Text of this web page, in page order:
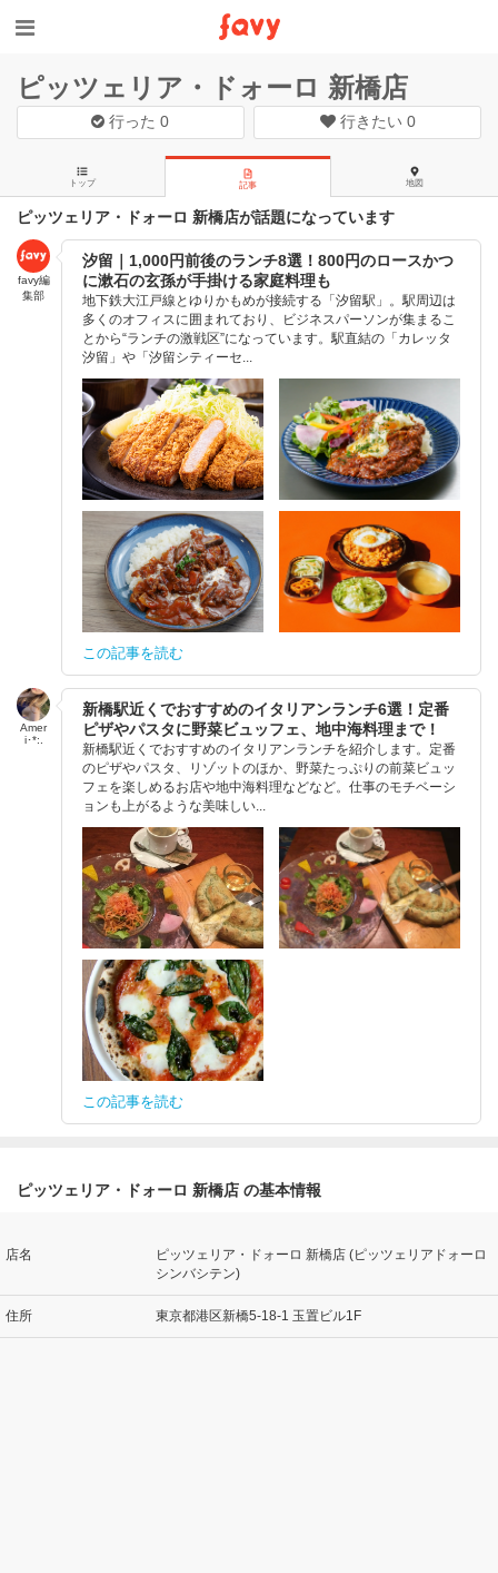
ピッツェリア・ドォーロ 新橋店
行った0 行きたい 0
トップ 記事 地図
ピッツェリア・ドォーロ 新橋店が話題になっています
favy編
集部
汐留｜1,000円前後のランチ8選！800円のロースかつ
に漱石の玄孫が手掛ける家庭料理も
地下鉄大江戸線とゆりかもめが接続する「汐留駅」。駅周辺は
多くのオフィスに囲まれており、ビジネスパーソンが集まるこ
とから“ランチの激戦区”になっています。駅直結の「カレッタ
汐留」や「汐留シティーセ...
この記事を読む
Amer
i･*:.
新橋駅近くでおすすめのイタリアンランチ6選！定番
ピザやパスタに野菜ビュッフェ、地中海料理まで！
新橋駅近くでおすすめのイタリアンランチを紹介します。定番
のピザやパスタ、リゾットのほか、野菜たっぷりの前菜ビュッ
フェを楽しめるお店や地中海料理などなど。仕事のモチベーシ
ョンも上がるような美味しい...
この記事を読む
ピッツェリア・ドォーロ 新橋店 の基本情報
店名
ピッツェリア・ドォーロ 新橋店 (ピッツェリアドォーロ
シンバシテン)
住所 東京都港区新橋5-18-1 玉置ビル1F